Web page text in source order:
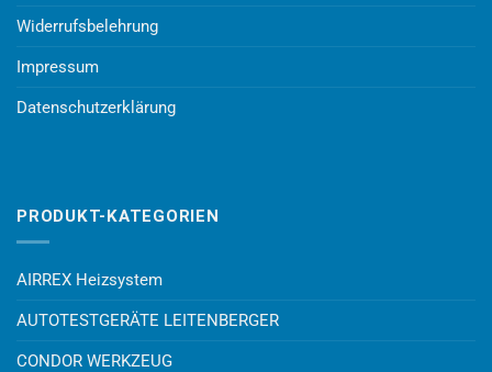
Widerrufsbelehrung
Impressum
Datenschutzerklärung
PRODUKT-KATEGORIEN
AIRREX Heizsystem
AUTOTESTGERÄTE LEITENBERGER
CONDOR WERKZEUG